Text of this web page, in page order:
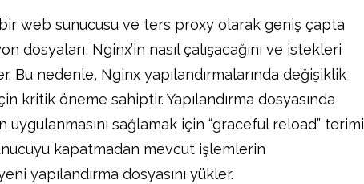
web sunucusu ve ters proxy olarak geniş çapta
dosyaları, Nginx’in nasıl çalışacağını ve istekleri
Bu nedenle, Nginx yapılandırmalarında değişiklik
kritik öneme sahiptir. Yapılandırma dosyasında
sağlamak için “graceful reload” terimi
kapatmadan mevcut işlemlerin
yapılandırma dosyasını yükler.